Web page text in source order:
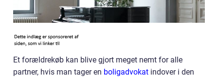
Et forældrekøb kan blive gjort meget nemt for alle
partner, hvis man tager en boligadvokat indover i den